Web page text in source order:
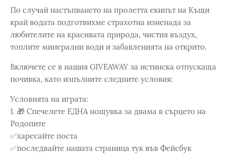
По случай настъпването на пролетта екипът на Къщи
край водата подготвихме страхотна изненада за
любителите на красивата природа, чистия въздух,
топлите минерални води и забавленията на открито.
Включете се в нашия GIVEAWAY за истинска отпускаща
почивка, като изпълните следните условия:
Условията на играта:
1. 🎁 Спечелете ЕДНА нощувка за двама в сърцето на
Родопите
✅харесайте поста
✅последвайте нашата страница тук във Фейсбук